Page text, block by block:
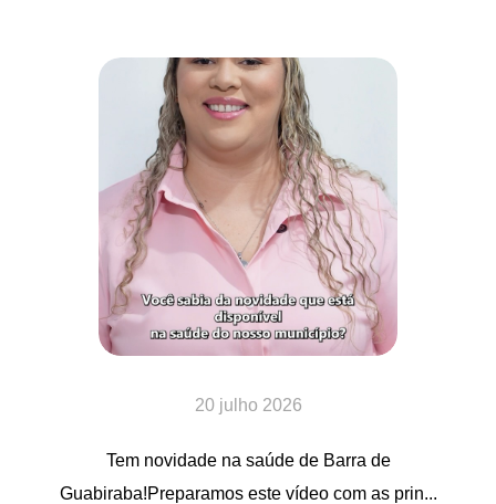
20 julho 2026
Tem novidade na saúde de Barra de
Guabiraba!Preparamos este vídeo com as prin...